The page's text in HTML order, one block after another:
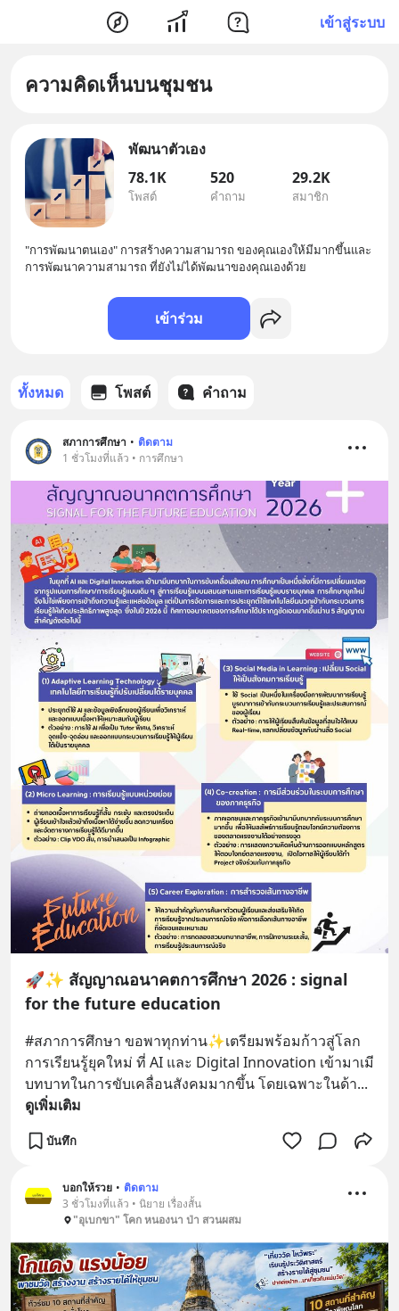
เข้าสู่ระบบ
ความคิดเห็นบนชุมชน
พัฒนาตัวเอง
78.1K
โพสต์
520
คำถาม
29.2K
สมาชิก
"การพัฒนาตนเอง" การสร้างความสามารถ ของคุณเองให้มีมากขึ้นและ
การพัฒนาความสามารถ ที่ยังไม่ได้พัฒนาของคุณเองด้วย
เข้าร่วม
ทั้งหมด โพสต์ คำถาม
สภาการศึกษา • ติดตาม
1 ชั่วโมงที่แล้ว • การศึกษา
🚀✨ สัญญาณอนาคตการศึกษา 2026 : signal
for the future education
#สภาการศึกษา ขอพาทุกท่าน✨เตรียมพร้อมก้าวสู่โลก
การเรียนรู้ยุคใหม่ ที่ AI และ Digital Innovation เข้ามาเมี
บทบาทในการขับเคลื่อนสังคมมากขึ้น โดยเฉพาะในด้า...
ดูเพิ่มเติม
บันทึก
บอกให้รวย • ติดตาม
3 ชั่วโมงที่แล้ว • นิยาย เรื่องสั้น
"อุเบกขา" โคก หนองนา ป่า สวนผสม